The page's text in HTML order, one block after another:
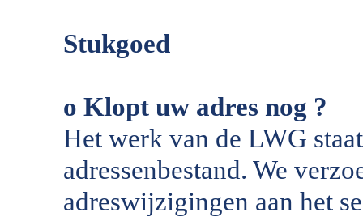
Stukgoed
o Klopt uw adres nog ?
Het werk van de LWG
adressenbestand. We
adreswijzigingen aan het